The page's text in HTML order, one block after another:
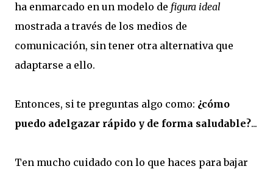
ha enmarcado en un modelo de figura ideal
mostrada a través de los medios de
comunicación, sin tener otra alternativa que
adaptarse a ello.
Entonces, si te preguntas algo como: ¿cómo
puedo adelgazar rápido y de forma saludable?...
Ten mucho cuidado con lo que haces para bajar